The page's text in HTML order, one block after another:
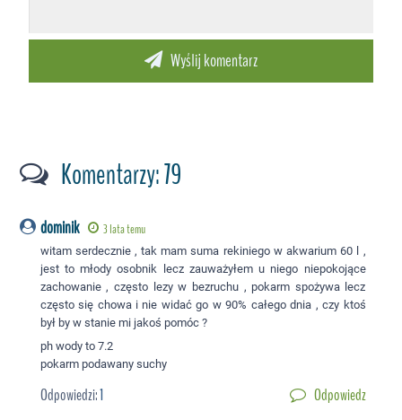
Komentarzy: 79
dominik 3 lata temu
witam serdecznie , tak mam suma rekiniego w akwarium 60 l ,
jest to młody osobnik lecz zauważyłem u niego niepokojące
zachowanie , często lezy w bezruchu , pokarm spożywa lecz
często się chowa i nie widać go w 90% całego dnia , czy ktoś
był by w stanie mi jakoś pomóc ?
ph wody to 7.2
pokarm podawany suchy
Odpowiedzi:1 Odpowiedz